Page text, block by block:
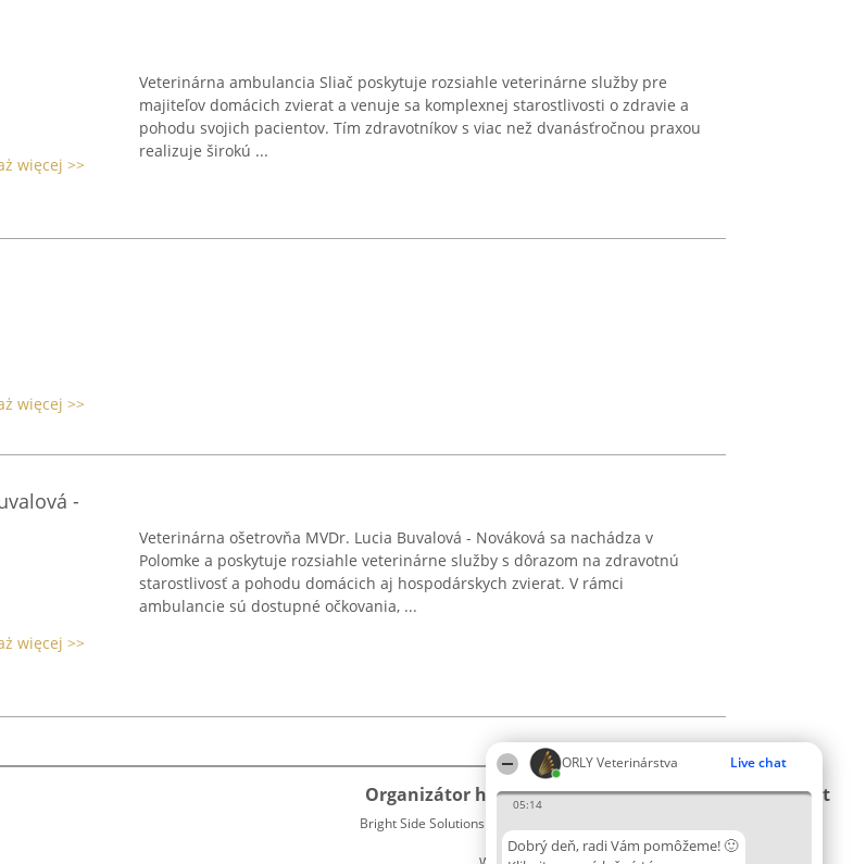
ORLY Veterinárstva Live chat
05:14
Dobrý deň, radi Vám pomôžeme! 🙂
więcej >>
Veterinárna ambulancia Sliač poskytuje rozsiahle veterinárne služby pre
majiteľov domácich zvierat a venuje sa komplexnej starostlivosti o zdravie a
pohodu svojich pacientov. Tím zdravotníkov s viac než dvanásťročnou praxou
realizuje širokú ...
więcej >>
-
więcej >>
Veterinárna ošetrovňa MVDr. Lucia Buvalová - Nováková sa nachádza v
Polomke a poskytuje rozsiahle veterinárne služby s dôrazom na zdravotnú
starostlivosť a pohodu domácich aj hospodárskych zvierat. V rámci
ambulancie sú dostupné očkovania, ...
Organizátor hodnotenia
Bright Side Solutions sp. z o. o. sp. k.
ul. Ruska 22
Hodnotenie
Lista
Kontakt